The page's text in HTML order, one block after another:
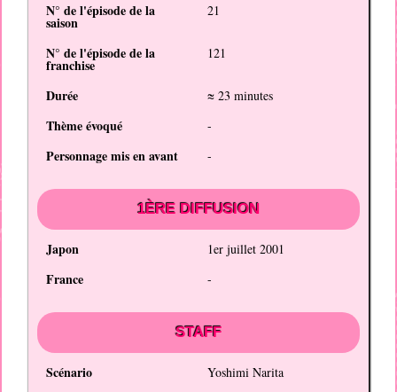
N° de l'épisode de la
saison
21
N° de l'épisode de la
franchise
121
Durée ≈ 23 minutes
Thème évoqué -
Personnage mis en avant -
1ÈRE DIFFUSION
Japon 1er juillet 2001
France -
STAFF
Scénario Yoshimi Narita